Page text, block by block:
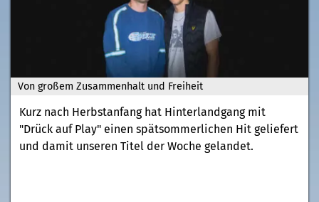
Von großem Zusammenhalt und Freiheit
Kurz nach Herbstanfang hat Hinterlandgang mit
"Drück auf Play" einen spätsommerlichen Hit geliefert
und damit unseren Titel der Woche gelandet.